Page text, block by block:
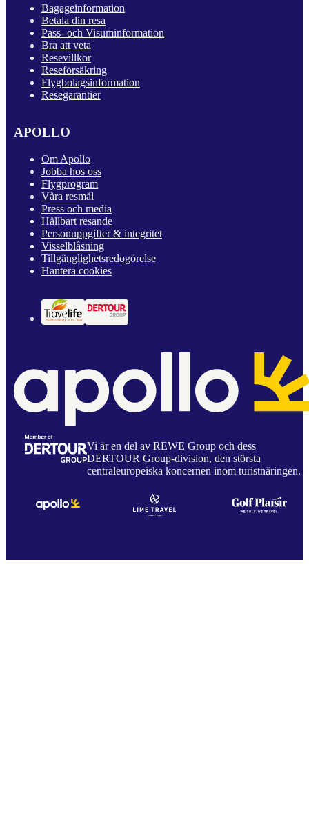
Bagageinformation
Betala din resa
Pass- och Visuminformation
Bra att veta
Resevillkor
Reseförsäkring
Flygbolagsinformation
Resegarantier
APOLLO
Om Apollo
Jobba hos oss
Flygprogram
Våra resmål
Press och media
Hållbart resande
Personuppgifter & integritet
Visselblåsning
Tillgänglighetsredogörelse
Hantera cookies
Vi är en del av REWE Group och dess
DERTOUR Group-division, den största
centraleuropeiska koncernen inom turistnäringen.